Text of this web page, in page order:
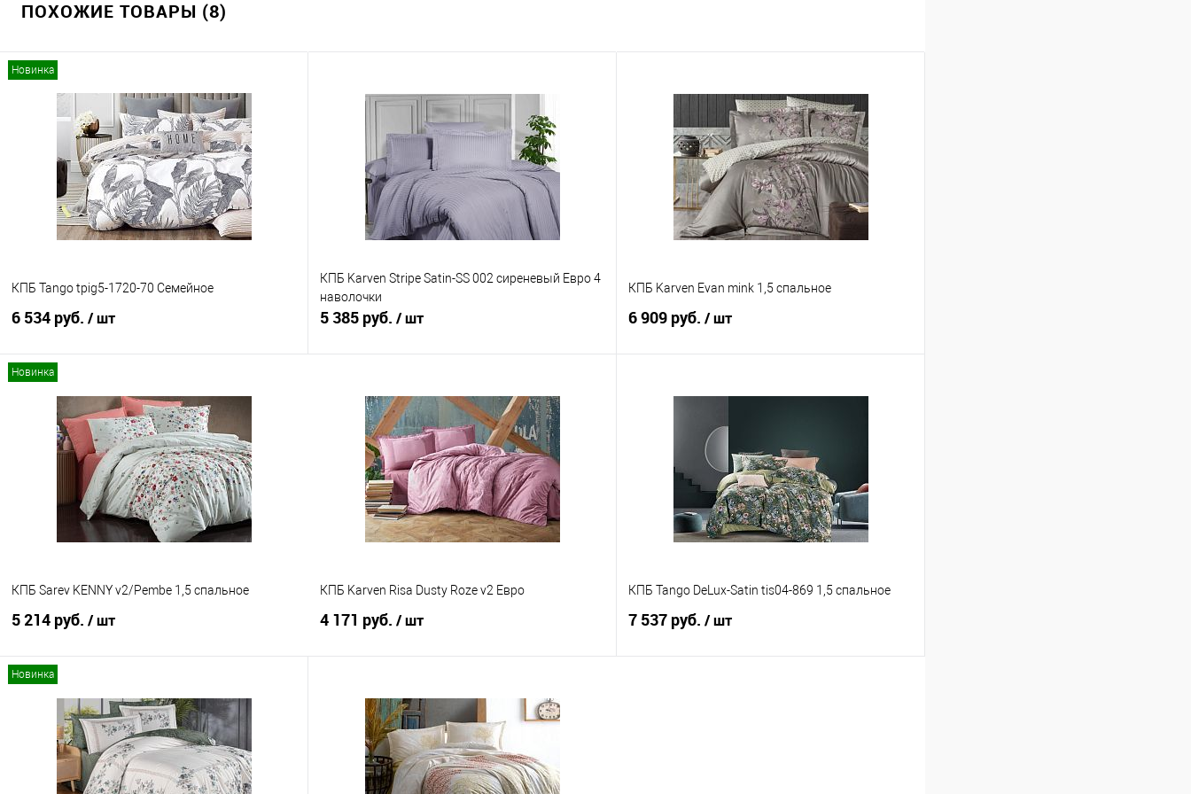
ПОХОЖИЕ ТОВАРЫ (8)
Новинка
КПБ Tango tpig5-1720-70 Семейное
6 534 руб. / шт
Купить в 1 клик
Сравнение
В избранное
В наличии
КПБ Karven Stripe Satin-SS 002 сиреневый Евро 4
наволочки
5 385 руб. / шт
Купить в 1 клик
Сравнение
В избранное
В наличии
КПБ Karven Evan mink 1,5 спальное
6 909 руб. / шт
Купить в 1 клик
В избранное
В наличии
Новинка
КПБ Sarev KENNY v2/Pembe 1,5 спальное
5 214 руб. / шт
Купить в 1 клик
Сравнение
В избранное
В наличии
КПБ Karven Risa Dusty Roze v2 Евро
4 171 руб. / шт
Купить в 1 клик
Сравнение
В избранное
В наличии
КПБ Tango DeLux-Satin tis04-869 1,5 спальное
7 537 руб. / шт
Новинка